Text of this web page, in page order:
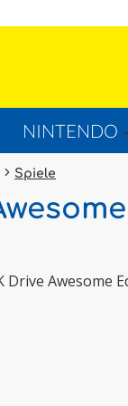
NINTENDO
Spiele